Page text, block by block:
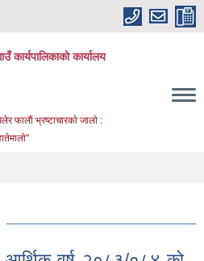
कार्यपालिकाकाे कार्यालय
फालाैं भ्रष्टाचारकाे जालाे :